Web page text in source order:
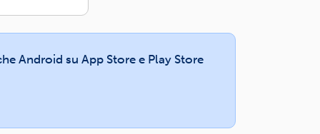
Android su App Store e Play Store